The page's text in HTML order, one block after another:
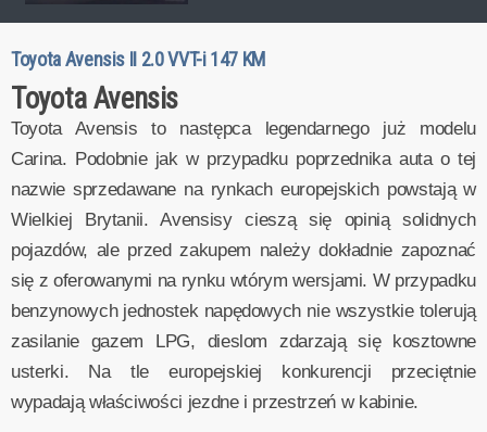
Toyota Avensis II 2.0 VVT-i 147 KM
Toyota Avensis
Toyota Avensis to następca legendarnego już modelu
Carina. Podobnie jak w przypadku poprzednika auta o tej
nazwie sprzedawane na rynkach europejskich powstają w
Wielkiej Brytanii. Avensisy cieszą się opinią solidnych
pojazdów, ale przed zakupem należy dokładnie zapoznać
się z oferowanymi na rynku wtórym wersjami. W przypadku
benzynowych jednostek napędowych nie wszystkie tolerują
zasilanie gazem LPG, dieslom zdarzają się kosztowne
usterki. Na tle europejskiej konkurencji przeciętnie
wypadają właściwości jezdne i przestrzeń w kabinie.